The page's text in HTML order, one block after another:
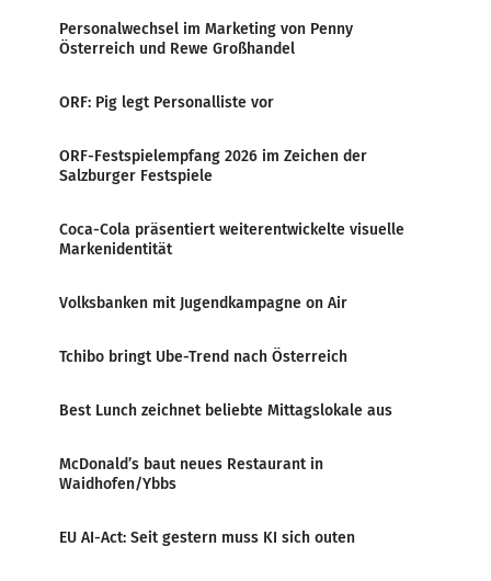
Personalwechsel im Marketing von Penny
Österreich und Rewe Großhandel
ORF: Pig legt Personalliste vor
ORF-Festspielempfang 2026 im Zeichen der
Salzburger Festspiele
Coca-Cola präsentiert weiterentwickelte visuelle
Markenidentität
Volksbanken mit Jugendkampagne on Air
Tchibo bringt Ube-Trend nach Österreich
Best Lunch zeichnet beliebte Mittagslokale aus
McDonald’s baut neues Restaurant in
Waidhofen/Ybbs
EU AI-Act: Seit gestern muss KI sich outen